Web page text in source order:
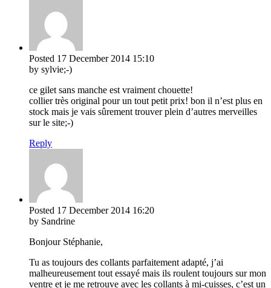
Posted 17 December 2014 15:10
by sylvie;-)
ce gilet sans manche est vraiment chouette!
collier très original pour un tout petit prix! bon il n’est plus en
stock mais je vais sûrement trouver plein d’autres merveilles
sur le site;-)
Reply
Posted 17 December 2014 16:20
by Sandrine
Bonjour Stéphanie,
Tu as toujours des collants parfaitement adapté, j’ai
malheureusement tout essayé mais ils roulent toujours sur mon
ventre et je me retrouve avec les collants à mi-cuisses, c’est un